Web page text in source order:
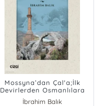
Mossyna’dan Çal'a;İlk
Devirlerden Osmanlılara
Kadar Çal Yöresi
İbrahim Balık